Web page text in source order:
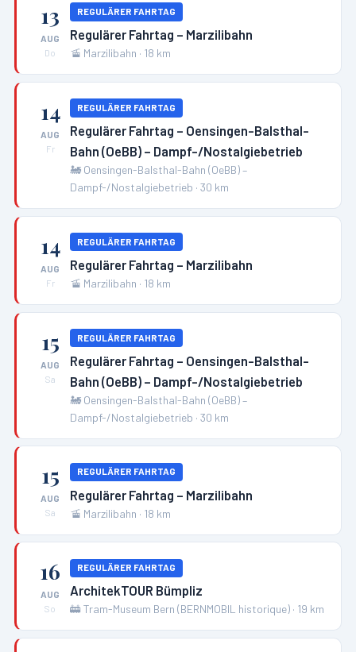
13
AUG
Do
REGULÄRER FAHRTAG
Regulärer Fahrtag – Marzilibahn
🚡 Marzilibahn · 18 km
14
AUG
Fr
REGULÄRER FAHRTAG
Regulärer Fahrtag – Oensingen-Balsthal-
Bahn (OeBB) – Dampf-/Nostalgiebetrieb
🚂 Oensingen-Balsthal-Bahn (OeBB) –
Dampf-/Nostalgiebetrieb ·30 km
14
AUG
Fr
REGULÄRER FAHRTAG
Regulärer Fahrtag – Marzilibahn
🚡 Marzilibahn · 18 km
15
AUG
Sa
REGULÄRER FAHRTAG
Regulärer Fahrtag – Oensingen-Balsthal-
Bahn (OeBB) – Dampf-/Nostalgiebetrieb
🚂 Oensingen-Balsthal-Bahn (OeBB) –
Dampf-/Nostalgiebetrieb ·30 km
15
AUG
Sa
REGULÄRER FAHRTAG
Regulärer Fahrtag – Marzilibahn
🚡 Marzilibahn · 18 km
16
AUG
So
REGULÄRER FAHRTAG
ArchitekTOUR Bümpliz
🚋 Tram-Museum Bern (BERNMOBIL historique) · 19 km